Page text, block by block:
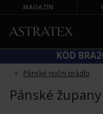
MAGAZÍN
KÓD
Pánské noční prádlo
Pánské